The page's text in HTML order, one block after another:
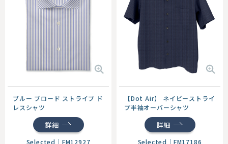
ブルー ブロード ストライプ ド
レスシャツ
詳細
Selected ｜ FM12927
【Dot Air】 ネイビーストライ
プ半袖オーバーシャツ
詳細
Selected ｜ FM17186